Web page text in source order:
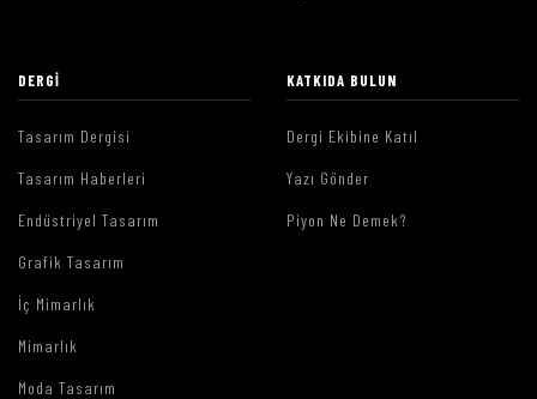
DERGI
Tasarım Dergisi
Tasarım Haberleri
Endüstriyel Tasarım
Grafik Tasarım
İç Mimarlık
Mimarlık
Moda Tasarım
KATKIDA BULUN
Dergi Ekibine Katıl
Yazı Gönder
Piyon Ne Demek?